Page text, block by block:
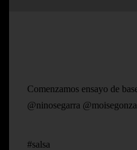
Comenzamos ensayo de
@ninosegarra
#salsa